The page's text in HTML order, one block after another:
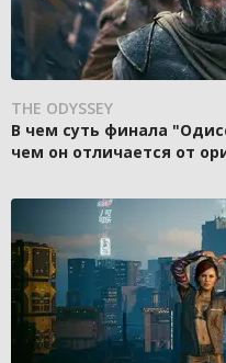
THE ODYSSEY
В чем суть финала
чем он отличается от